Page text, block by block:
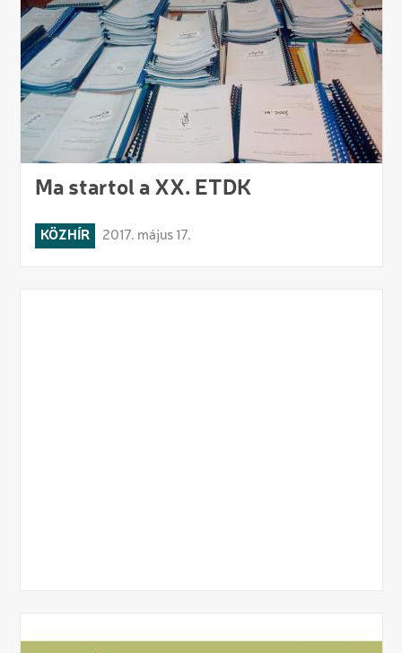
Ma startol a XX. ETDK
KÖZHÍR 2017. május 17.